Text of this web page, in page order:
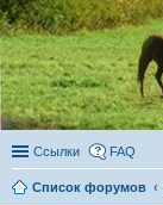
Ссылки FAQ
Список форумов